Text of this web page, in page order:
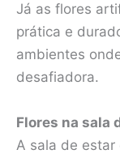
Já as flores
prática e
ambientes
desafiadora.
Flores na sala
A sala de